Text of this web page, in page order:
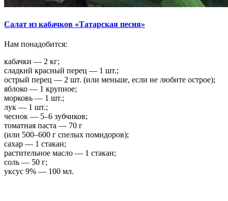
Салат из кабачков «Татарская песня»
Нам понадобится:
кабачки — 2 кг;
сладкий красный перец — 1 шт.;
острый перец — 2 шт. (или меньше, если не любите острое);
яблоко — 1 крупное;
морковь — 1 шт.;
лук — 1 шт.;
чеснок — 5–6 зубчиков;
томатная паста — 70 г
(или 500–600 г спелых помидоров);
сахар — 1 стакан;
растительное масло — 1 стакан;
соль — 50 г;
уксус 9% — 100 мл.